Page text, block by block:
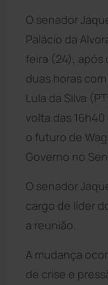
O senador
Palácio da
feira (24), após
duas horas
Lula da Silva
volta das
o futuro de
Governo no
O senador
cargo de líder
a reunião.
A mudança
de crise e